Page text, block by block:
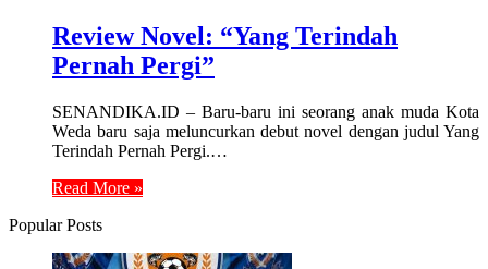
Review Novel: “Yang Terindah
Pernah Pergi”
SENANDIKA.ID – Baru-baru ini seorang anak muda Kota
Weda baru saja meluncurkan debut novel dengan judul Yang
Terindah Pernah Pergi.…
Read More »
Popular Posts